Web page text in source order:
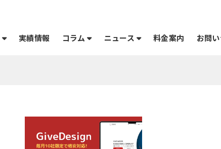
実績情報 コラム ニュース 料金案内 お問